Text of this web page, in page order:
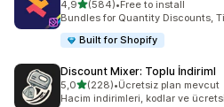
4,95 yıldız üzerinden
(584)
toplam 584 değerlendirme
•Free to install
Bundles for Quantity Discounts,
Built for Shopify
Discount Mixer: Toplu İndiriml
5,05 yıldız üzerinden
(228)
toplam 228 değerlendirme
•Ücretsiz plan mevcut
Hacim indirimleri, kodlar ve